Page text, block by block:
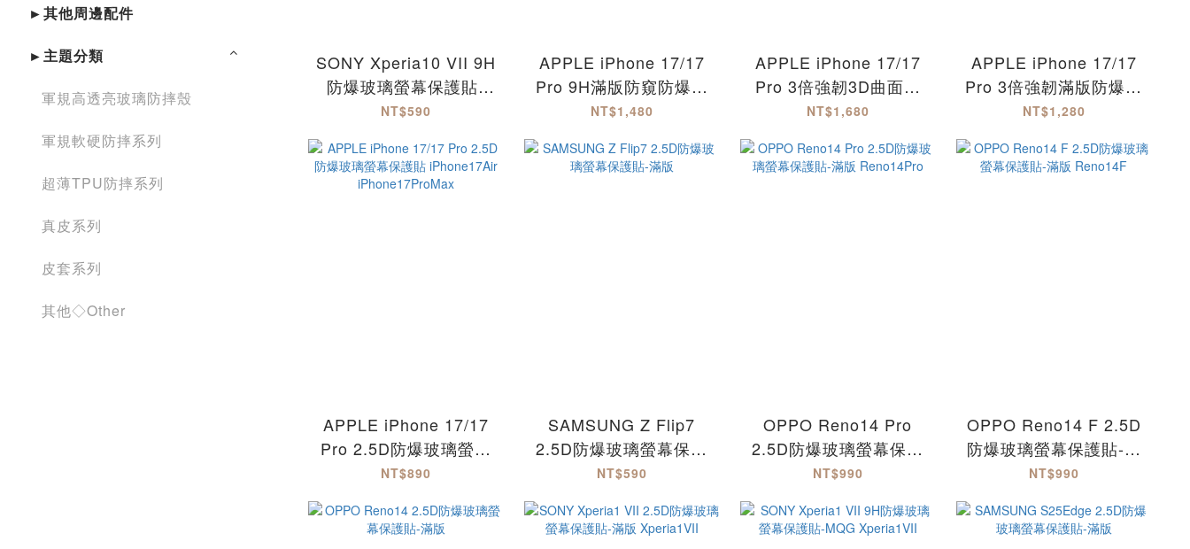
►其他周邊配件
►主題分類
軍規高透亮玻璃防摔殼
軍規軟硬防摔系列
超薄TPU防摔系列
真皮系列
皮套系列
其他◇Other
SONY Xperia10 VII 9H
防爆玻璃螢幕保護貼-
MQG Xperia10VII
NT$590
APPLE iPhone 17/17
Pro 9H滿版防窺防爆玻
璃保護貼 iPhone17
iPhone17Air
NT$1,480
APPLE iPhone 17/17
Pro 3倍強韌3D曲面防
爆玻璃保護貼 iPhone17
iPhone17Air
NT$1,680
APPLE iPhone 17/17
Pro 3倍強韌滿版防爆玻
璃保護貼 iPhone17
iPhone17Air
NT$1,280
APPLE iPhone 17/17
Pro 2.5D防爆玻璃螢幕
保護貼 iPhone17Air
NT$890
SAMSUNG Z Flip7
2.5D防爆玻璃螢幕保護
貼-滿版
NT$590
OPPO Reno14 Pro
2.5D防爆玻璃螢幕保護
貼-滿版 Reno14Pro
NT$990
OPPO Reno14 F 2.5D
防爆玻璃螢幕保護貼-滿
版 Reno14F
NT$990